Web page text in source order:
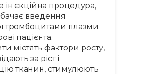
ін’єкційна процедура,
введення
тромбоцитами плазми
пацієнта.
містять фактори росту,
за ріст і
тканин, стимулюють